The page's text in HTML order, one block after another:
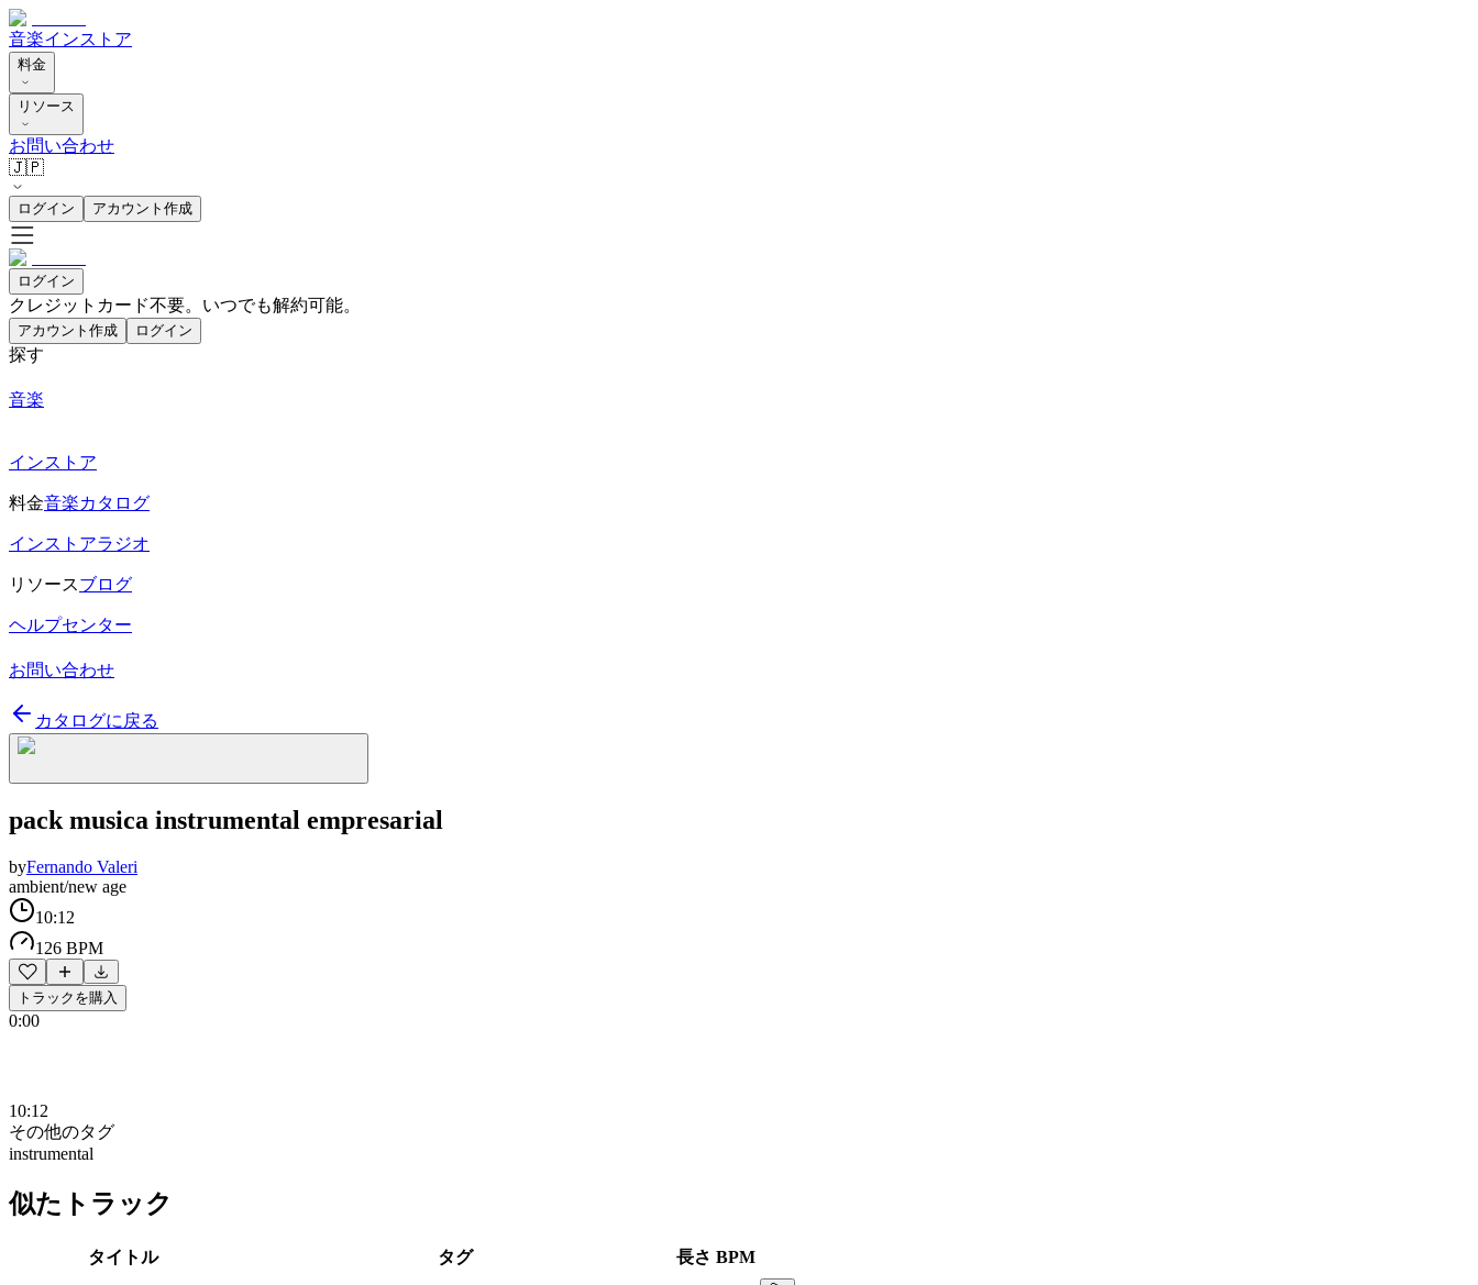
音楽インストア
料金
リソース
お問い合わせ
🇯🇵
ログイン アカウント作成
ログイン
クレジットカード不要。いつでも解約可能。
アカウント作成 ログイン
探す
音楽
インストア
料金音楽カタログ
インストアラジオ
リソースブログ
ヘルプセンター
お問い合わせ
カタログに戻る
pack musica instrumental empresarial
byFernando Valeri
ambient/new age
10:12
126 BPM
トラックを購入
0:00
10:12
その他のタグ
instrumental
似たトラック
タイトル タグ 長さ BPM